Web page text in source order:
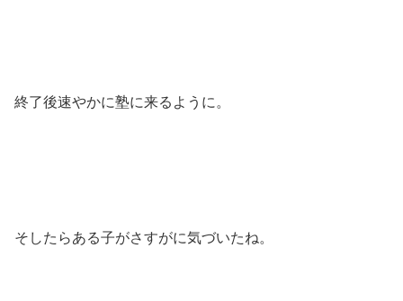
終了後速やかに塾に来るように。
そしたらある子がさすがに気づいたね。